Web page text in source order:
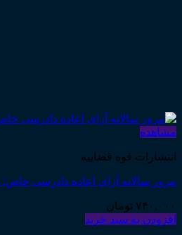
مشاهده
انتشارات قوه قضاییه
مرور سالانه آرای اعاده دادرسی خاص؛
۷۴۰,۰۰۰ تومان
افزودن به سبد خرید